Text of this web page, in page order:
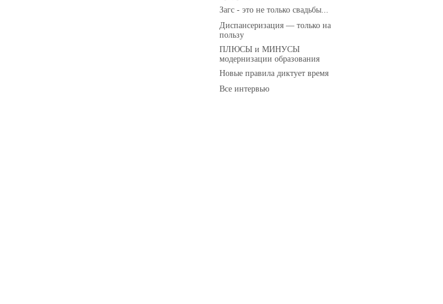
Загс - это не только свадьбы...
Диспансеризация — только на
пользу
ПЛЮСЫ и МИНУСЫ
модернизации образования
Новые правила диктует время
Все интервью